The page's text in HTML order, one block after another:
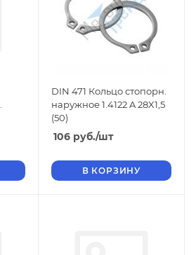
DIN 471 Кольцо стопорн.
наружное 1.4122 A 28X1,5
(50)
106 руб./шт
В КОРЗИНУ